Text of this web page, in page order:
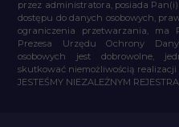
przez administratora, posiada
dostępu do danych osobowych,
ograniczenia przetwarzania,
Prezesa Urzędu Ochrony
osobowych jest dobrowolne,
skutkować niemożliwością realizacji
JESTEŚMY NIEZALEŻNYM